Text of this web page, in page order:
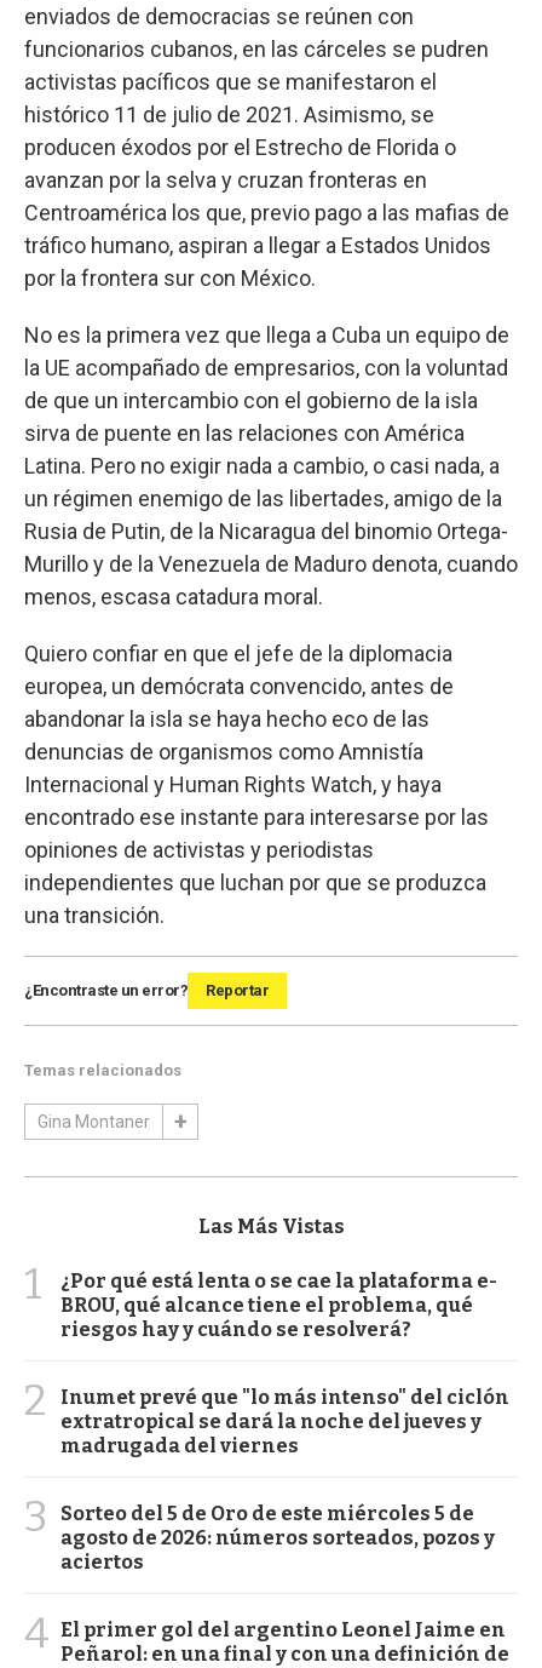
enviados de democracias se reúnen con
funcionarios cubanos, en las cárceles se pudren
activistas pacíficos que se manifestaron el
histórico 11 de julio de 2021. Asimismo, se
producen éxodos por el Estrecho de Florida o
avanzan por la selva y cruzan fronteras en
Centroamérica los que, previo pago a las mafias de
tráfico humano, aspiran a llegar a Estados Unidos
por la frontera sur con México.
No es la primera vez que llega a Cuba un equipo de
la UE acompañado de empresarios, con la voluntad
de que un intercambio con el gobierno de la isla
sirva de puente en las relaciones con América
Latina. Pero no exigir nada a cambio, o casi nada, a
un régimen enemigo de las libertades, amigo de la
Rusia de Putin, de la Nicaragua del binomio Ortega-
Murillo y de la Venezuela de Maduro denota, cuando
menos, escasa catadura moral.
Quiero confiar en que el jefe de la diplomacia
europea, un demócrata convencido, antes de
abandonar la isla se haya hecho eco de las
denuncias de organismos como Amnistía
Internacional y Human Rights Watch, y haya
encontrado ese instante para interesarse por las
opiniones de activistas y periodistas
independientes que luchan por que se produzca
una transición.
¿Encontraste un error? Reportar
Temas relacionados
Gina Montaner
Las Más Vistas
1
¿Por qué está lenta o se cae la plataforma e-
BROU, qué alcance tiene el problema, qué
riesgos hay y cuándo se resolverá?
2
Inumet prevé que "lo más intenso" del ciclón
extratropical se dará la noche del jueves y
madrugada del viernes
3
Sorteo del 5 de Oro de este miércoles 5 de
agosto de 2026: números sorteados, pozos y
aciertos
4 El primer gol del argentino Leonel Jaime en
Peñarol: en una final y con una definición de